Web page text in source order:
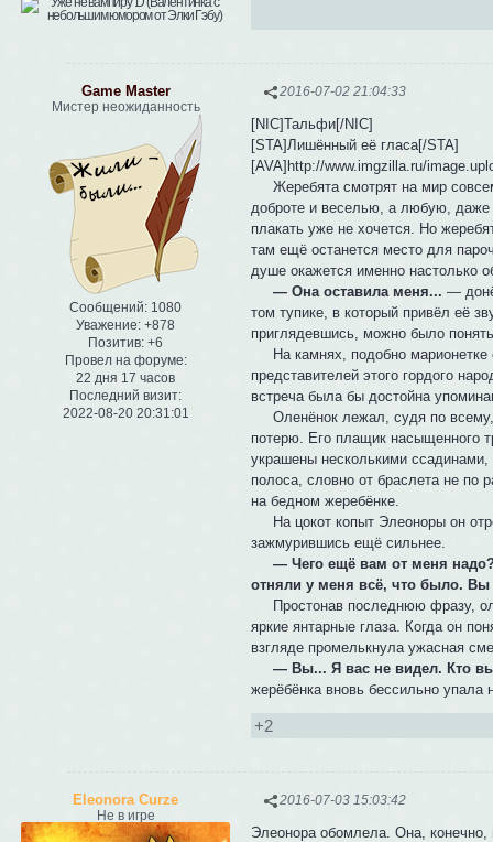
2016-07-02 21:04:33
Game Master
Мистер неожиданность
Сообщений: 1080
Уважение: +878
Позитив: +6
Провел на форуме:
22 дня 17 часов
Последний визит:
2022-08-20 20:31:01
[NIC]Тальфи[/NIC]
[STA]Лишённый её гласа[/STA]
[AVA]http://www.imgzilla.ru/
Жеребята смотрят на мир
доброте и веселью, а любую, даже
плакать уже не хочется. Но
там ещё останется место для
душе окажется именно настолько
— Она оставила меня...—
том тупике, в который привёл её
приглядевшись, можно было
На камнях, подобно марионетке
представителей этого гордого
встреча была бы достойна
Оленёнок лежал, судя по всему,
потерю. Его плащик насыщенного
украшены несколькими ссадинами,
полоса, словно от браслета не по
на бедном жеребёнке.
На цокот копыт Элеоноры он
зажмурившись ещё сильнее.
— Чего ещё вам от меня
отняли у меня всё, что было. Вы
Простонав последнюю фразу,
яркие янтарные глаза. Когда он
взгляде промелькнула ужасная
— Вы... Я вас не видел. Кто
жерёбёнка вновь бессильно
+2
2016-07-03 15:03:42
Eleonora Curze
Не в игре
Элеонора обомлела. Она, конечно,